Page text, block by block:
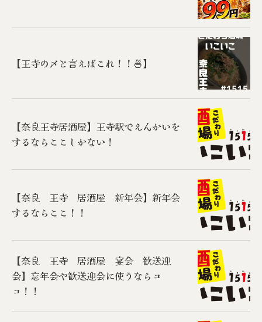
【王寺の〆と言えばこれ！！🍜】
【奈良王寺居酒屋】王寺駅でえんかいを
するならここしかない！
【奈良 王寺 居酒屋 新年会】新年会
するならここ！！
【奈良 王寺 居酒屋 宴会 歓送迎
会】忘年会や歓送迎会に使うならコ
コ！！